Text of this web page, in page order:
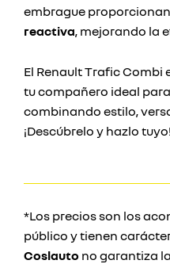
embrague
reactiva, mejorando la
El Renault Trafic Combi
tu compañero ideal
combinando estilo,
¡Descúbrelo y hazlo tuyo!
*Los precios son los
público y tienen
Coslauto no garantiza